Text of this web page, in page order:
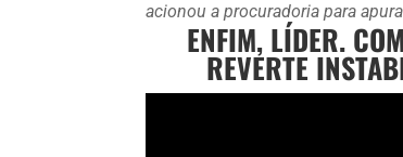
acionou a procuradoria para
ENFIM, LÍDER.
REVERTE